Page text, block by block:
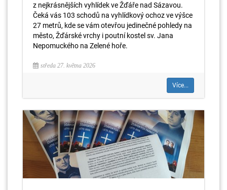
z nejkrásnějších vyhlídek ve Žďáře nad Sázavou.
Čeká vás 103 schodů na vyhlídkový ochoz ve výšce
27 metrů, kde se vám otevřou jedinečné pohledy na
město, Žďárské vrchy i poutní kostel sv. Jana
Nepomuckého na Zelené hoře.
středa 27. května 2026
Více...